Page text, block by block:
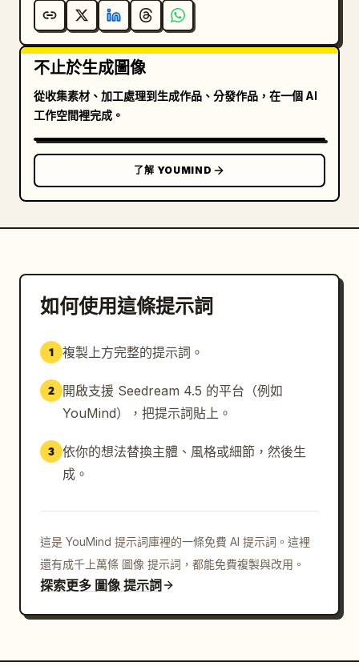
不止於生成圖像
從收集素材、加工處理到生成作品、分發作品，在一個 AI
工作空間裡完成。
了解 YOUMIND
如何使用這條提示詞
1 複製上方完整的提示詞。
2
開啟支援 Seedream 4.5 的平台（例如
YouMind），把提示詞貼上。
3 依你的想法替換主體、風格或細節，然後生
成。
這是 YouMind 提示詞庫裡的一條免費 AI 提示詞。這裡
還有成千上萬條 圖像 提示詞，都能免費複製與改用。
探索更多 圖像 提示詞